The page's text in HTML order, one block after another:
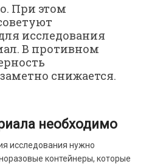
При этом
исследования
В противном
снижается.
необходимо
исследования нужно
контейнеры, которые